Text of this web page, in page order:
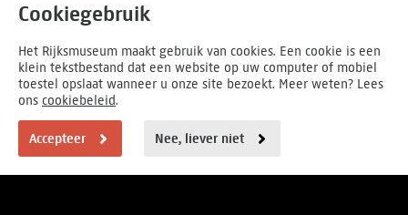
Cookiegebruik
Het Rijksmuseum maakt gebruik van cookies. Een cookie is een
klein tekstbestand dat een website op uw computer of mobiel
toestel opslaat wanneer u onze site bezoekt. Meer weten? Lees
ons cookiebeleid.
Accepteer Nee, liever niet